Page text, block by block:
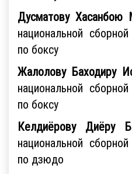
Дусматову Хасанбою
национальной
по боксу
Жалолову Баходиру
национальной
по боксу
Келдиёрову Диёру
национальной
по дзюдо